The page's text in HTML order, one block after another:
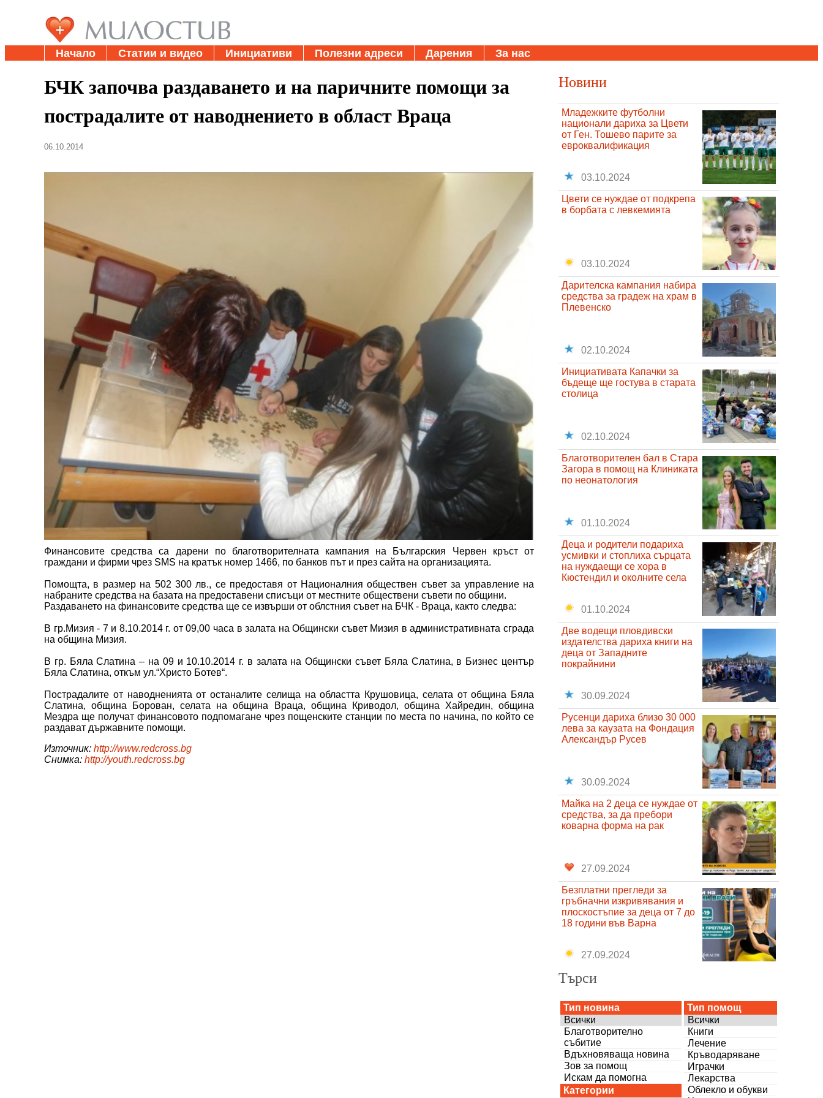
Начало Статии и видео Инициативи Полезни адреси Дарения За нас
БЧК започва раздаването и на паричните помощи за
пострадалите от наводнението в област Враца
06.10.2014
Финансовите средства са дарени по благотворителната кампания на Българския Червен кръст от
граждани и фирми чрез SMS на кратък номер 1466, по банков път и през сайта на организацията.
Помощта, в размер на 502 300 лв., се предоставя от Националния обществен съвет за управление на
набраните средства на базата на предоставени списъци от местните обществени съвети по общини.
Раздаването на финансовите средства ще се извърши от облстния съвет на БЧК - Враца, както следва:
В гр.Мизия - 7 и 8.10.2014 г. от 09,00 часа в залата на Общински съвет Мизия в административната сграда
на община Мизия.
В гр. Бяла Слатина – на 09 и 10.10.2014 г. в залата на Общински съвет Бяла Слатина, в Бизнес център
Бяла Слатина, откъм ул.“Христо Ботев“.
Пострадалите от наводненията от останалите селища на областта Крушовица, селата от община Бяла
Слатина, община Борован, селата на община Враца, община Криводол, община Хайредин, община
Мездра ще получат финансовото подпомагане чрез пощенските станции по места по начина, по който се
раздават държавните помощи.
Източник: http://www.redcross.bg
Снимка: http://youth.redcross.bg
Новини
Младежките футболни
национали дариха за Цвети
от Ген. Тошево парите за
евроквалификация
03.10.2024
Цвети се нуждае от подкрепа
в борбата с левкемията
03.10.2024
Дарителска кампания набира
средства за градеж на храм в
Плевенско
02.10.2024
Инициативата Капачки за
бъдеще ще гостува в старата
столица
02.10.2024
Благотворителен бал в Стара
Загора в помощ на Клиниката
по неонатология
01.10.2024
Деца и родители подариха
усмивки и стоплиха сърцата
на нуждаещи се хора в
Кюстендил и околните села
01.10.2024
Две водещи пловдивски
издателства дариха книги на
деца от Западните
покрайнини
30.09.2024
Русенци дариха близо 30 000
лева за каузата на Фондация
Александър Русев
30.09.2024
Майка на 2 деца се нуждае от
средства, за да пребори
коварна форма на рак
27.09.2024
Безплатни прегледи за
гръбначни изкривявания и
плоскостъпие за деца от 7 до
18 години във Варна
27.09.2024
Търси
Тип новина
Всички
Благотворително
събитие
Вдъхновяваща новина
Зов за помощ
Искам да помогна
Категории
Тип помощ
Всички
Книги
Лечение
Кръводаряване
Играчки
Лекарства
Облекло и обукви